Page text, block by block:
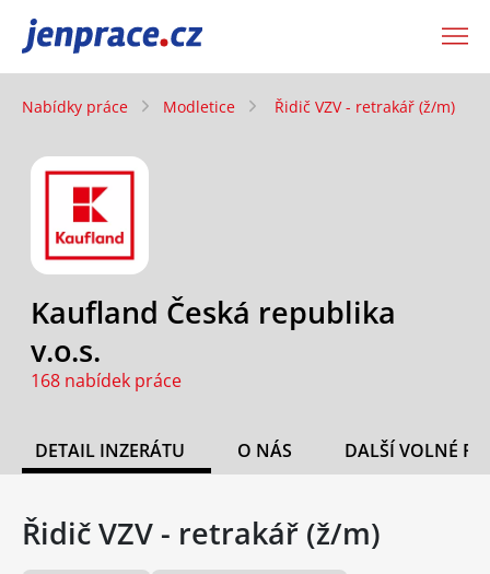
JenPráce.cz
Nabídky práce Modletice Řidič VZV - retrakář (ž/m)
Kaufland Česká republika
v.o.s.
168 nabídek práce
DETAIL INZERÁTU O NÁS DALŠÍ VOLNÉ
Řidič VZV - retrakář (ž/m)